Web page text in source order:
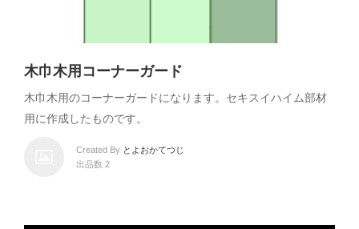
木巾木用コーナーガード
木巾木用のコーナーガードになります。セキスイハイム部材
用に作成したものです。
Created By とよおかてつじ
出品数 2